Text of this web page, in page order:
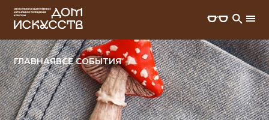
ГЛАВНАЯВСЕ СОБЫТИЯ